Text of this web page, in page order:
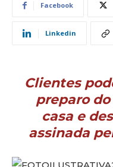
Facebook
Linkedin
Clientes
preparo
casa e
assinada